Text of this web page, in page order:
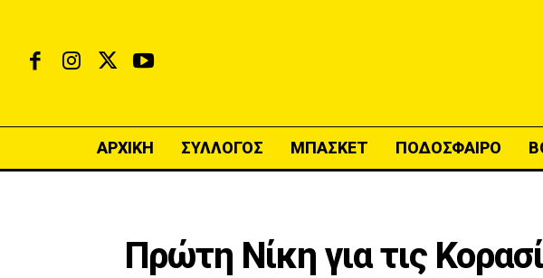
ΑΡΧΙΚΗ ΣΥΛΛΟΓΟΣ ΜΠΑΣΚΕΤ ΠΟΔΟΣΦΑΙΡΟ
Πρώτη Νίκη για τις